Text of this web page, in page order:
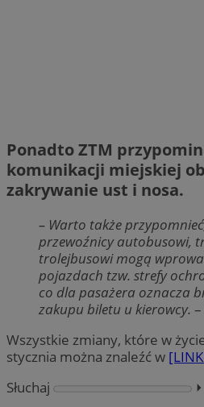
Ponadto ZTM
komunikacji miejskiej
zakrywanie ust i nosa.
– Warto także
przewoźnicy autobusowi,
trolejbusowi mogą
pojazdach tzw. strefy
co dla pasażera oznacza
zakupu biletu u kierowcy. –
Wszystkie zmiany, które w
stycznia można znaleźć w
Słuchaj
⏵︎